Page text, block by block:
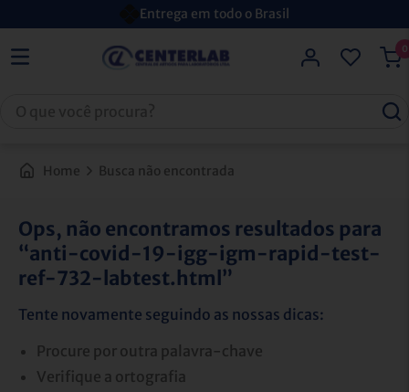
Entrega em todo o Brasil
0
Home Busca não encontrada
Ops, não encontramos resultados para
anti-covid-19-igg-igm-rapid-test-
ref-732-labtest.html
Tente novamente seguindo as nossas dicas:
Procure por outra palavra-chave
Verifique a ortografia